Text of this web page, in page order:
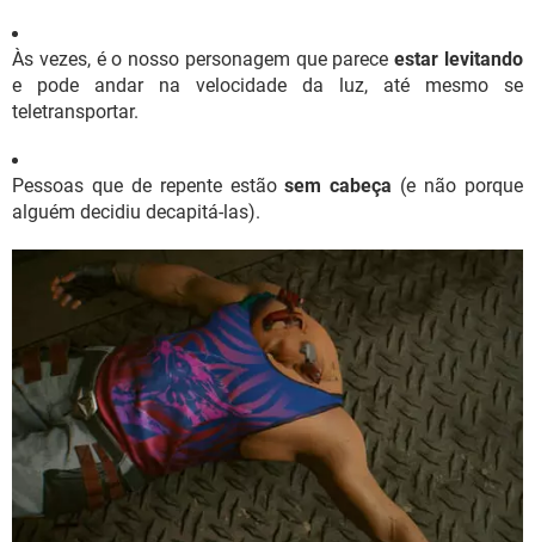
Às vezes, é o nosso personagem que pareceestar levitando
e pode andar na velocidade da luz, até mesmo se
teletransportar.
Pessoas que de repente estãosem cabeça (e não porque
alguém decidiu decapitá-las).